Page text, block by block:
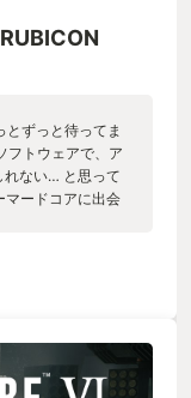
ずっと待ってま
フトウェアで、ア
れない… と思って
マードコアに出会
。という日々で
もう一心不乱に
さを残しながら
性、ストーリー
陣も想像もしなか